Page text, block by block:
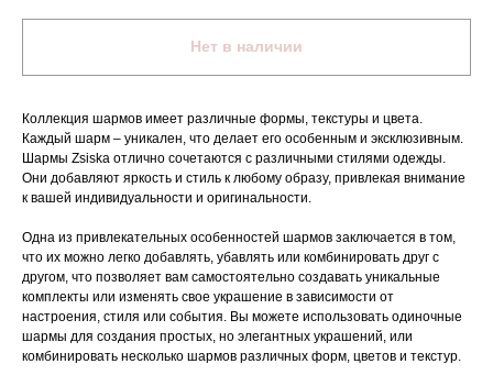
Нет в наличии
Коллекция шармов имеет различные формы, текстуры и цвета.
Каждый шарм – уникален, что делает его особенным и эксклюзивным.
Шармы Zsiska отлично сочетаются с различными стилями одежды.
Они добавляют яркость и стиль к любому образу, привлекая внимание
к вашей индивидуальности и оригинальности.
Одна из привлекательных особенностей шармов заключается в том,
что их можно легко добавлять, убавлять или комбинировать друг с
другом, что позволяет вам самостоятельно создавать уникальные
комплекты или изменять свое украшение в зависимости от
настроения, стиля или события. Вы можете использовать одиночные
шармы для создания простых, но элегантных украшений, или
комбинировать несколько шармов различных форм, цветов и текстур.